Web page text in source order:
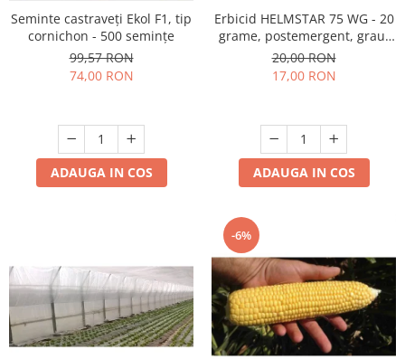
Seminte castraveți Ekol F1, tip
cornichon - 500 semințe
99,57 RON
74,00 RON
ADAUGA IN COS
Erbicid HELMSTAR 75 WG - 20
grame, postemergent, grau,
orz
20,00 RON
17,00 RON
ADAUGA IN COS
-6%